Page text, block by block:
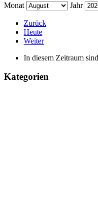
Monat Jahr
Zurück
Heute
Weiter
In diesem Zeitraum
Kategorien